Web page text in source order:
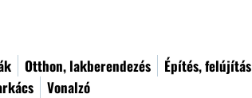
Otthon, lakberendezés Építés, felújítás
Vonalzó